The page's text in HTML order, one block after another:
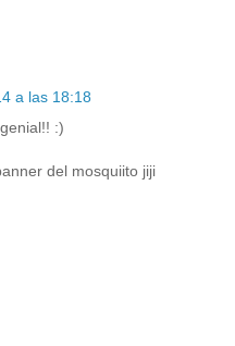
a las 18:18
:)
del mosquiito jiji